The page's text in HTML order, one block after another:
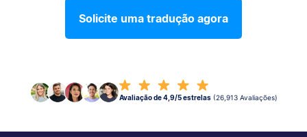
Solicite uma tradução agora
Avaliação de 4,9/5 estrelas (26,913 Avaliações)